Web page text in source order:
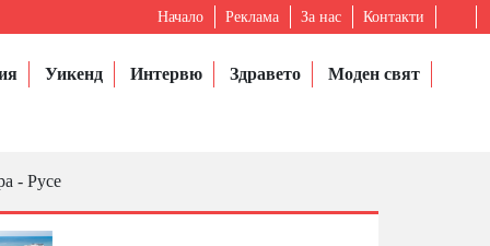
Начало Реклама За нас Контакти
Уикенд Интервю Здравето Моден свят
- Русе